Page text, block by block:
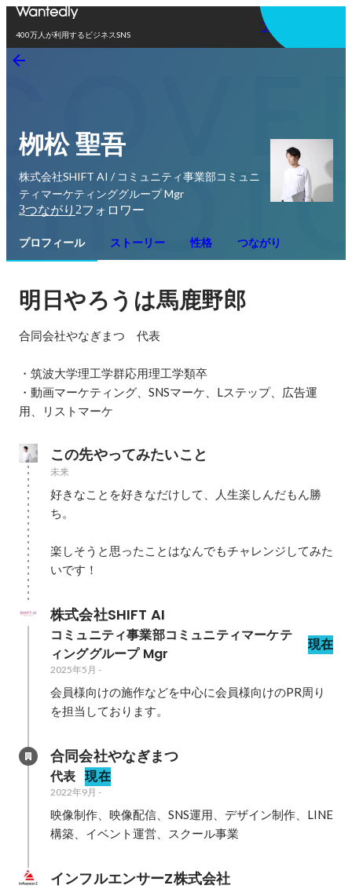
400万人が利用するビジネスSNS
アプリを使う
栁松 聖吾
株式会社SHIFT AI / コミュニティ事業部コミュニ
ティマーケティンググループ Mgr
3つながり 2フォロワー
プロフィール ストーリー 性格 つながり
明日やろうは馬鹿野郎
合同会社やなぎまつ　代表
・筑波大学理工学群応用理工学類卒
・動画マーケティング、SNSマーケ、Lステップ、広告運
用、リストマーケ
この先やってみたいこと
未来
好きなことを好きなだけして、人生楽しんだもん勝
ち。
楽しそうと思ったことはなんでもチャレンジしてみた
いです！
株式会社SHIFT AI
コミュニティ事業部コミュニティマーケテ
ィンググループ Mgr
現在
2025年5月 -
会員様向けの施作などを中心に会員様向けのPR周り
を担当しております。
合同会社やなぎまつ
代表 現在
2022年9月 -
映像制作、映像配信、SNS運用、デザイン制作、LINE
構築、イベント運営、スクール事業
インフルエンサーZ株式会社